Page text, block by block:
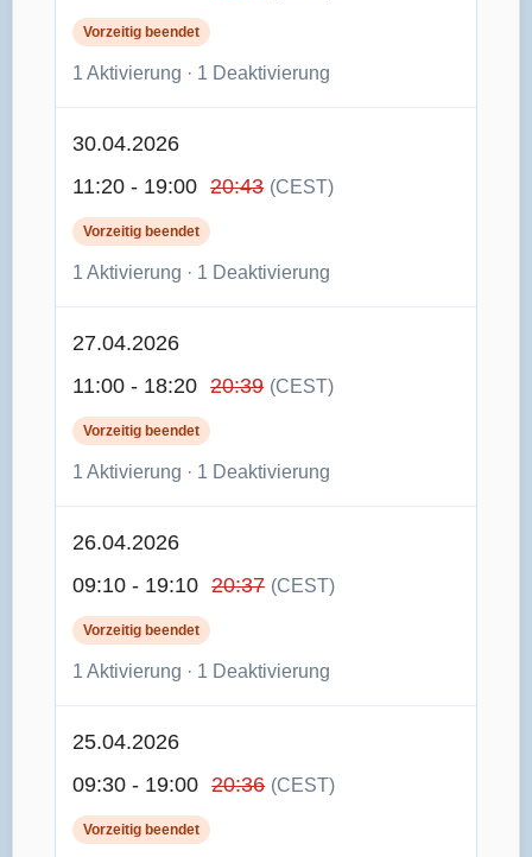
Vorzeitig beendet
1 Aktivierung · 1 Deaktivierung
30.04.2026
11:20 - 19:00 20:43 (CEST)
Vorzeitig beendet
1 Aktivierung · 1 Deaktivierung
27.04.2026
11:00 - 18:20 20:39 (CEST)
Vorzeitig beendet
1 Aktivierung · 1 Deaktivierung
26.04.2026
09:10 - 19:10 20:37 (CEST)
Vorzeitig beendet
1 Aktivierung · 1 Deaktivierung
25.04.2026
09:30 - 19:00 20:36 (CEST)
Vorzeitig beendet